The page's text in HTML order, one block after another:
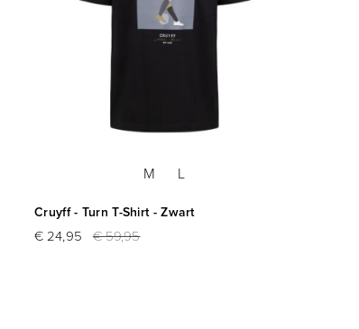
M L
Cruyff - Turn T-Shirt - Zwart
€ 24,95 € 59,95